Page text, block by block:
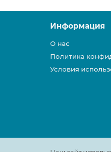
Информация
О нас
Политика
Условия